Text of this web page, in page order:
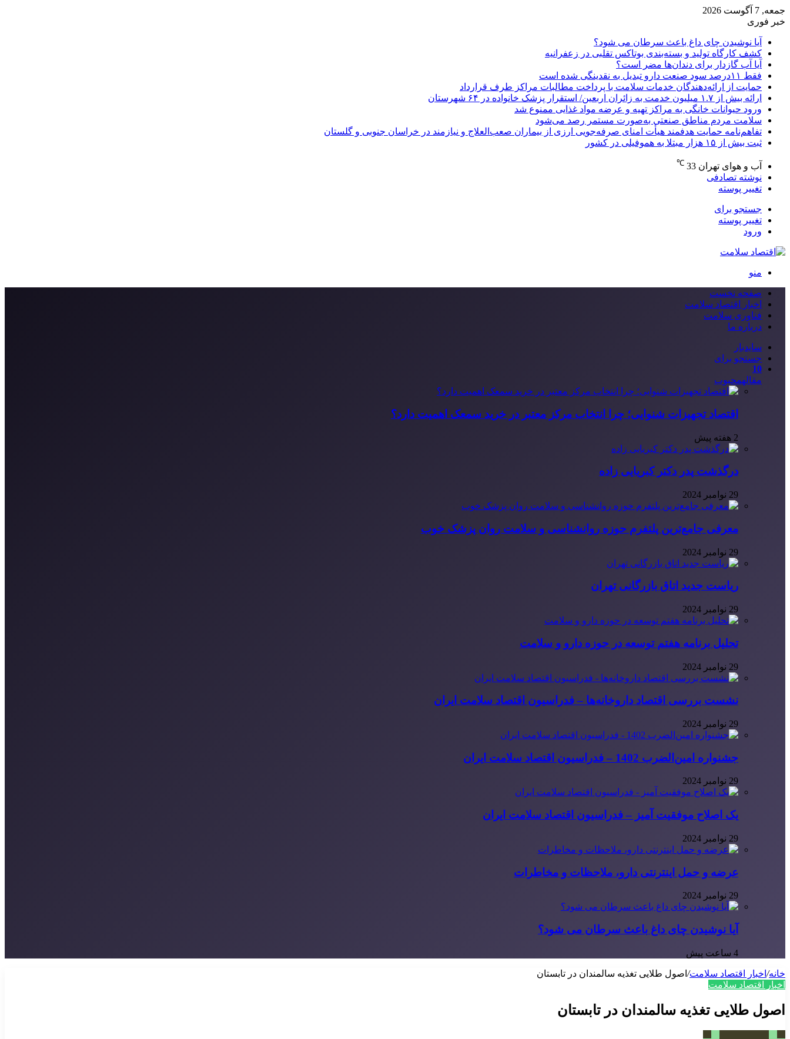
جمعه, 7 آگوست 2026
خبر فوری
آیا نوشیدن چای داغ باعث سرطان می شود؟
کشف کارگاه تولید و بسته‌بندی بوتاکس تقلبی در زعفرانیه
آیا آب گازدار برای دندان‌ها مضر است؟
فقط ۱۱‌درصد سود صنعت دارو تبدیل به نقدینگی شده است
حمایت از ارائه‌دهندگان خدمات سلامت با پرداخت مطالبات مراکز طرف قرارداد
ارائه بیش از ۱.۷ میلیون خدمت به زائران اربعین/ استقرار پزشک خانواده در ۶۴ شهرستان
ورود حیوانات خانگی به مراکز تهیه و عرضه مواد غذایی ممنوع شد
سلامت مردم مناطق صنعتی به‌صورت مستمر رصد می‌شود
تفاهم‌نامه حمایت هدفمند هیأت امنای صرفه‌جویی ارزی از بیماران صعب‌العلاج و نیازمند در خراسان جنوبی و گلستان
ثبت بیش از ۱۵ هزار مبتلا به هموفیلی در کشور
آب و هوای تهران 33
℃
نوشته تصادفی
تغییر پوسته
جستجو برای
تغییر پوسته
ورود
منو
صفحه نخست
اخبار اقتصاد سلامت
فناوری سلامت
درباره ما
سایدبار
جستجو برای
10
مقالهمحبوب
اقتصاد تجهیزات شنوایی؛ چرا انتخاب مرکز معتبر در خرید سمعک اهمیت دارد؟
2 هفته پیش
درگذشت پدر دکتر کبریایی زاده
29 نوامبر 2024
معرفی جامع‌ترین پلتفرم حوزه روانشناسی و سلامت روان پزشک خوب
29 نوامبر 2024
ریاست جدید اتاق بازرگانی تهران
29 نوامبر 2024
تحلیل برنامه هفتم توسعه در حوزه دارو و سلامت
29 نوامبر 2024
نشست بررسی اقتصاد داروخانه‌ها – فدراسیون اقتصاد سلامت ایران
29 نوامبر 2024
جشنواره امین‌الضرب 1402 – فدراسیون اقتصاد سلامت ایران
29 نوامبر 2024
یک اصلاح موفقیت آمیز – فدراسیون اقتصاد سلامت ایران
29 نوامبر 2024
عرضه و حمل اینترنتی دارو، ملاحظات و مخاطرات
29 نوامبر 2024
آیا نوشیدن چای داغ باعث سرطان می شود؟
4 ساعت پیش
خانه/ اخبار اقتصاد سلامت/ اصول طلایی تغذیه سالمندان در تابستان
اخبار اقتصاد سلامت
اصول طلایی تغذیه سالمندان در تابستان